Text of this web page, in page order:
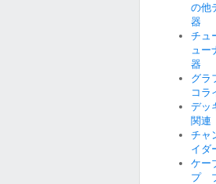
の他
器
チュ
ュー
器
グラ
コラ
デッ
関連
チャ
イダ
ケー
プ